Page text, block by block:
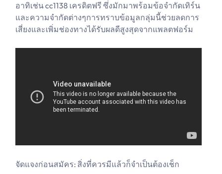
อาทิเช่น cc1138 เครดิตฟรี ซึ่งมักมาพร้อมข้อจำกัดเทิร์น
และความจำกัดต่างๆการทราบข้อมูลกลุ่มนี้ช่วยลดการ
เสี่ยงและเพิ่มช่องทางได้รับผลดีสูงสุดจากแพลตฟอร์ม
จัดแจงก่อนสมัคร: สิ่งที่ควรมีแล้วก็จำเป็นต้องเช็ก